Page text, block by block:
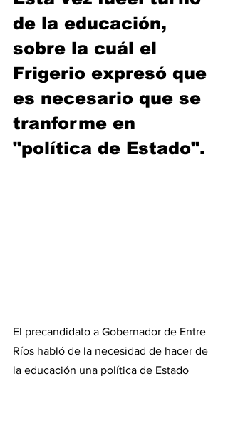
de la educación,
sobre la cuál el
Frigerio expresó que
es necesario que se
tranforme en
"política de Estado".
El precandidato a Gobernador de Entre
Ríos habló de la necesidad de hacer de
la educación una política de Estado